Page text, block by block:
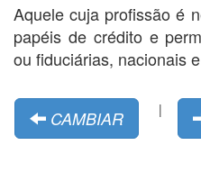
Aquele cuja profissão é
papéis de crédito e
ou fiduciárias, nacionais
CAMBIAR |